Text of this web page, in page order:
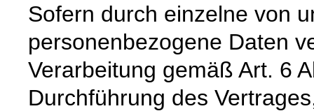
Sofern durch einzelne von
personenbezogene Daten
Verarbeitung gemäß Art. 6
Durchführung des